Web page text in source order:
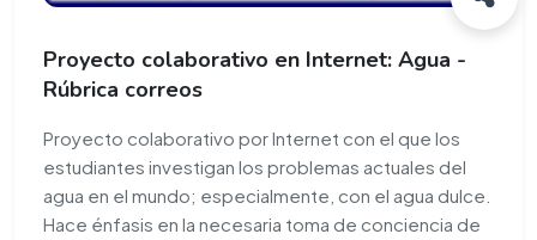
Proyecto colaborativo en Internet: Agua -
Rúbrica correos
Proyecto colaborativo por Internet con el que los
estudiantes investigan los problemas actuales del
agua en el mundo; especialmente, con el agua dulce.
Hace énfasis en la necesaria toma de conciencia de